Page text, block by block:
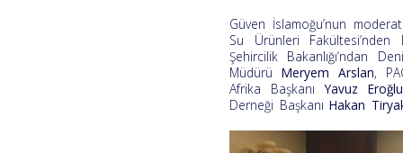
Güven İslamoğu’nun
Su Ürünleri
Şehircilik Bakanlığı’ndan
Müdürü Meryem Arslan,
Afrika BaşkanıYavuz Eroğlu
Derneği BaşkanıHakan